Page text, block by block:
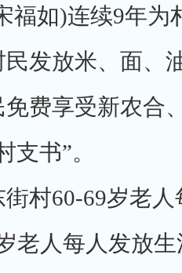
如)连续9年为
民发放米、面、
费享受新农合
支书”。
60-69岁老人
老人每人发放